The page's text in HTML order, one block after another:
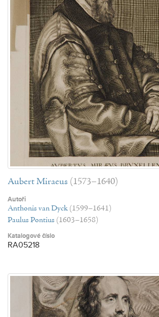
Aubert Miraeus (1573–1640)
Autoři
Anthonis van Dyck (1599–1641)
Paulus Pontius (1603–1658)
Katalogové číslo
RA05218